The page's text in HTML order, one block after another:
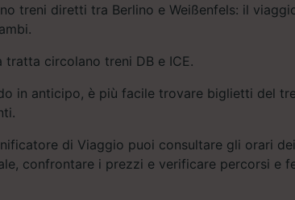
treni diretti tra Berlino e Weißenfels: il
tratta circolano treni DB e ICE.
in anticipo, è più facile trovare biglietti del
di Viaggio puoi consultare gli orari
confrontare i prezzi e verificare percorsi e